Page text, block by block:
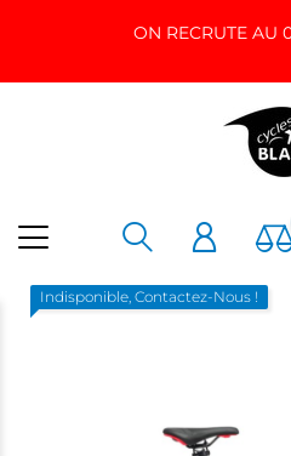
ON RECRUTE AU
Indisponible, Contactez-Nous !